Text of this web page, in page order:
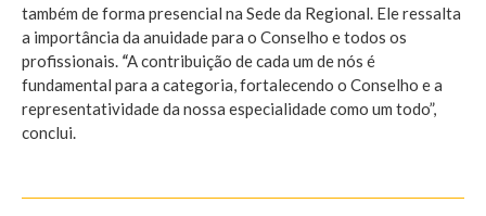
também de forma presencial na Sede da Regional. Ele ressalta
a importância da anuidade para o Conselho e todos os
profissionais. “A contribuição de cada um de nós é
fundamental para a categoria, fortalecendo o Conselho e a
representatividade da nossa especialidade como um todo”,
conclui.